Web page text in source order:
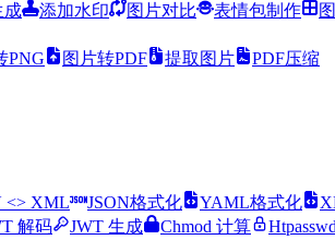
成 添加水印 图片对比 表情包制作
PNG 图片转PDF 提取图片
PDF压缩
<> XML JSON格式化 YAML格式化
解码 JWT 生成 Chmod 计算